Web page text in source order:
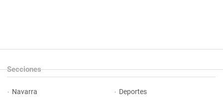
Secciones
Navarra Deportes